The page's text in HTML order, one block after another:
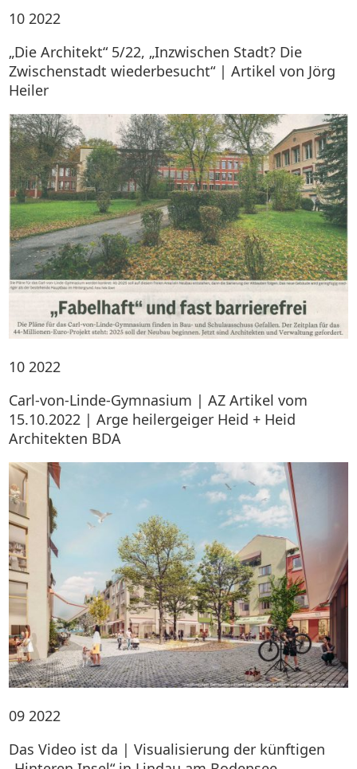
10 2022
„Die Architekt“ 5/22, „Inzwischen Stadt? Die
Zwischenstadt wiederbesucht“ | Artikel von Jörg
Heiler
10 2022
Carl-von-Linde-Gymnasium | AZ Artikel vom
15.10.2022 | Arge heilergeiger Heid + Heid
Architekten BDA
09 2022
Das Video ist da | Visualisierung der künftigen